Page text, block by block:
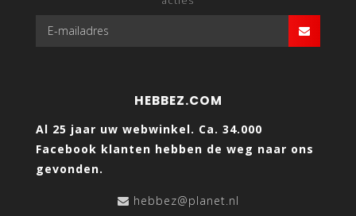
HEBBEZ.COM
Al 25 jaar uw webwinkel. Ca. 34.000
Facebook klanten hebben de weg naar ons
gevonden.
hebbez@planet.nl